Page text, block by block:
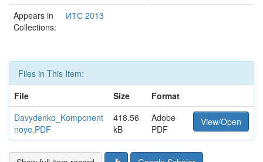
Appears in
Collections:
ИТС 2013
Files in This Item:
File
Size
Format
Davydenko_Komponent
noye.PDF
418.56
kB
Adobe
PDF
View/Open